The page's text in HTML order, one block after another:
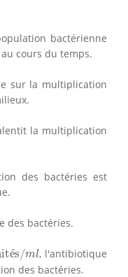
bactérienne
cours du temps.
sur la multiplication
la multiplication
des bactéries est
des bactéries.
és/ml
m, l'antibiotique
des bactéries.